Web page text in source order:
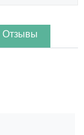
Отзывы